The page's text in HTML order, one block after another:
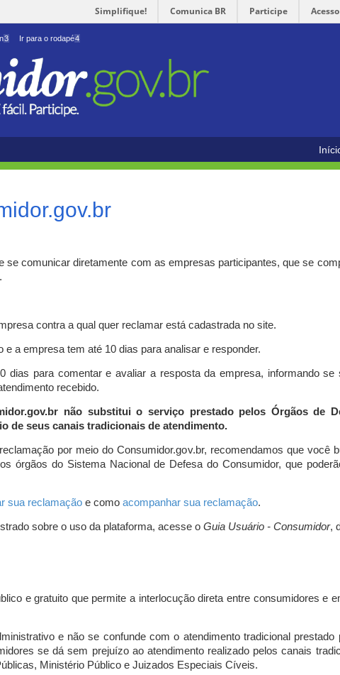
Simplifique! Comunica BR Participe
3 Ir para o rodapé4
se comunicar diretamente com as empresas participantes, que se
contra a qual quer reclamar está cadastrada no site.
a empresa tem até 10 dias para analisar e responder.
dias para comentar e avaliar a resposta da empresa, informando
recebido.
não substitui o serviço prestado pelos Órgãos de
de seus canais tradicionais de atendimento.
por meio do Consumidor.gov.br, recomendamos que você
órgãos do Sistema Nacional de Defesa do Consumidor, que
sua reclamação e como acompanhar sua reclamação.
sobre o uso da plataforma, acesse o Guia Usuário - Consumidor,
e gratuito que permite a interlocução direta entre consumidores e
e não se confunde com o atendimento tradicional
se dá sem prejuízo ao atendimento realizado pelos canais
Ministério Público e Juizados Especiais Cíveis.